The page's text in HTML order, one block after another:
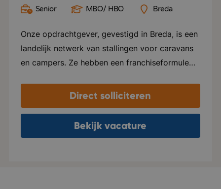
Senior MBO/ HBO Breda
Onze opdrachtgever, gevestigd in Breda, is een
landelijk netwerk van stallingen voor caravans
en campers. Ze hebben een franchiseformule
een lege kas of schuur die laten ombouwen tot
stalling. De ondernemer wordt volledig
ontzorgd: vergunningen worden aangevraagd,
de locatie komt op het platform, en
Direct solliciteren
Bekijk vacature